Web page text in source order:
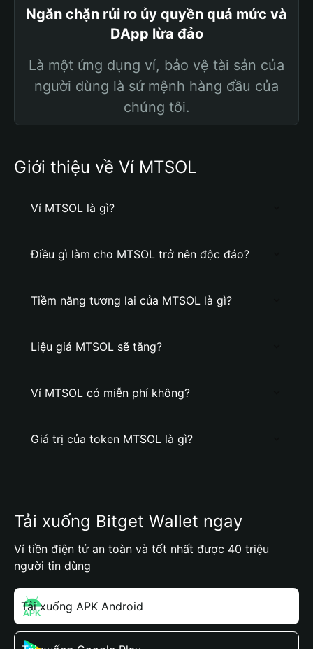
Ngăn chặn rủi ro ủy quyền quá mức và
DApp lừa đảo
Là một ứng dụng ví, bảo vệ tài sản của
người dùng là sứ mệnh hàng đầu của
chúng tôi.
Giới thiệu về Ví MTSOL
Ví MTSOL là gì?
Điều gì làm cho MTSOL trở nên độc đáo?
Tiềm năng tương lai của MTSOL là gì?
Liệu giá MTSOL sẽ tăng?
Ví MTSOL có miễn phí không?
Giá trị của token MTSOL là gì?
Tải xuống Bitget Wallet ngay
Ví tiền điện tử an toàn và tốt nhất được 40 triệu
người tin dùng
Tải xuống APK Android